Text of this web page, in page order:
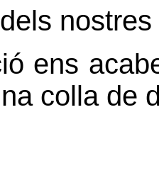
ens
colla de